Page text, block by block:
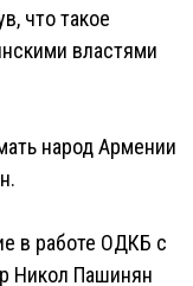
что такое
властями
народ Армении
в работе ОДКБ с
Никол Пашинян